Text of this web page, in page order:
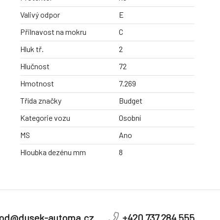
Valivý odpor
E
Přilnavost na mokru
C
Hluk tř.
2
Hlučnost
72
Hmotnost
7.269
Třída značky
Budget
Kategorie vozu
Osobní
MS
Ano
Hloubka dezénu mm
8